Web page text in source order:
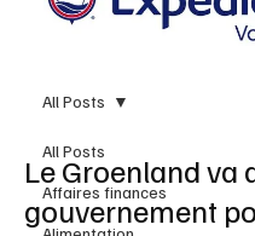
All Posts
Affaires finances
All Posts
Le Groenland va
gouvernement